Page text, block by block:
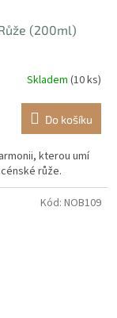
(200ml)
Skladem (10 ks)
Do košíku
kterou umí
růže.
Kód: NOB109